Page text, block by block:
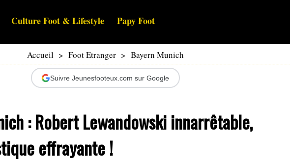
Culture Foot & Lifestyle Papy Foot
Accueil > Foot Etranger > Bayern Munich
Suivre Jeunesfooteux.com sur Google
: Robert Lewandowski innarrêtable,
effrayante !